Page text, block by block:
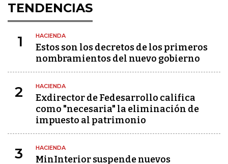
TENDENCIAS
1 HACIENDA
Estos son los decretos de los primeros
nombramientos del nuevo gobierno
2 HACIENDA
Exdirector de Fedesarrollo califica
como "necesaria" la eliminación de
impuesto al patrimonio
3 HACIENDA
MinInterior suspende nuevos